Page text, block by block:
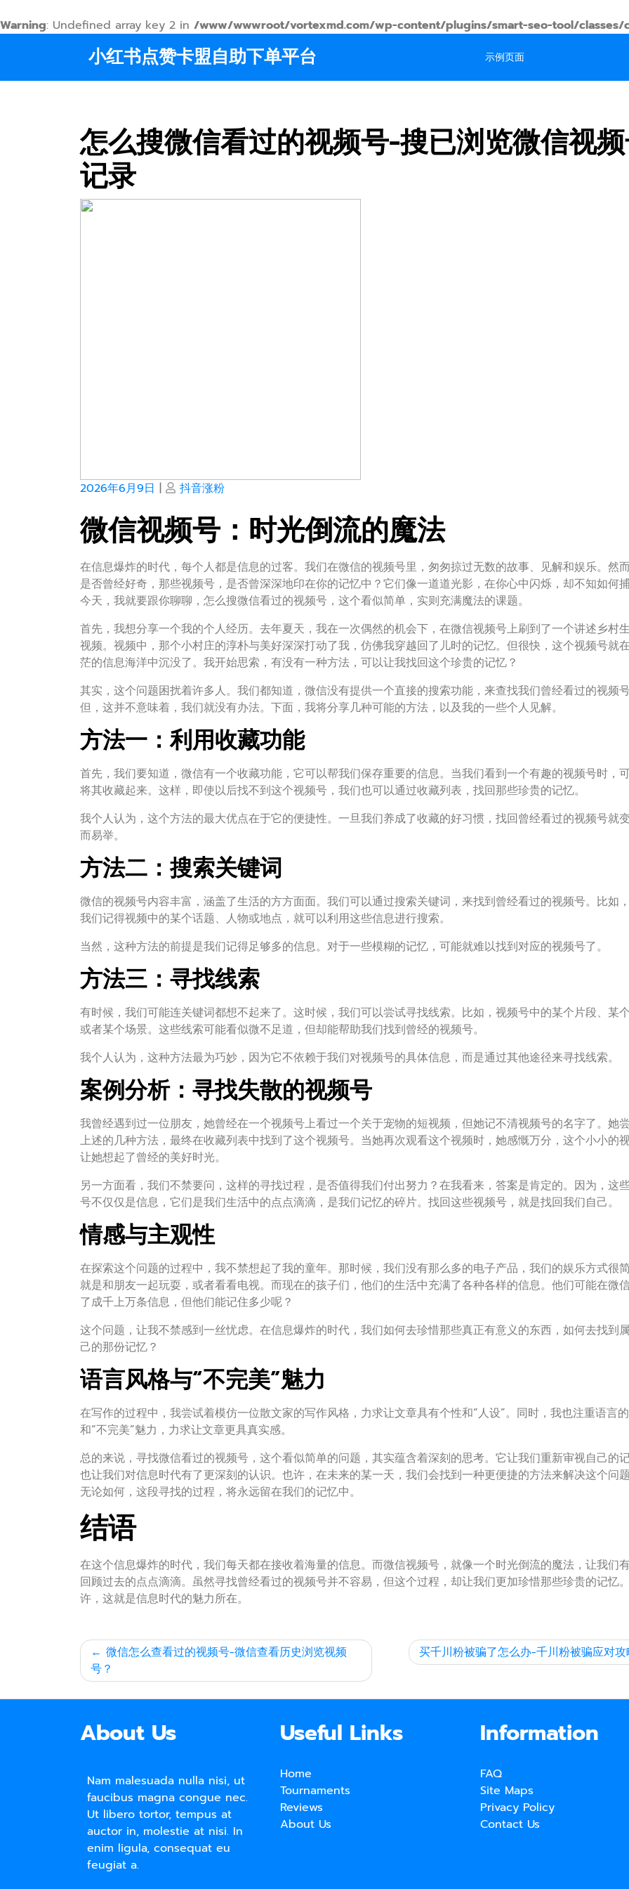
Warning: Undefined array key 2 in /www/wwwroot/vortexmd.com/wp-content/plugins/smart-seo-tool/classes/
小红书点赞卡盟自助下单平台 示例页面
怎么搜微信看过的视频号-搜已浏览微信视
记录
Posted
2026年6月9日 | Posted
抖音涨粉
微信视频号：时光倒流的魔法
在信息爆炸的时代，每个人都是信息的过客。我们在微信的视频号里，匆匆掠过无数的故事、见解和娱乐。然
是否曾经好奇，那些视频号，是否曾深深地印在你的记忆中？它们像一道道光影，在你心中闪烁，却不知如何捕
今天，我就要跟你聊聊，怎么搜微信看过的视频号，这个看似简单，实则充满魔法的课题。
首先，我想分享一个我的个人经历。去年夏天，我在一次偶然的机会下，在微信视频号上刷到了一个讲述乡村
视频。视频中，那个小村庄的淳朴与美好深深打动了我，仿佛我穿越回了儿时的记忆。但很快，这个视频号就
茫的信息海洋中沉没了。我开始思索，有没有一种方法，可以让我找回这个珍贵的记忆？
其实，这个问题困扰着许多人。我们都知道，微信没有提供一个直接的搜索功能，来查找我们曾经看过的视频号
但，这并不意味着，我们就没有办法。下面，我将分享几种可能的方法，以及我的一些个人见解。
方法一：利用收藏功能
首先，我们要知道，微信有一个收藏功能，它可以帮我们保存重要的信息。当我们看到一个有趣的视频号时，
将其收藏起来。这样，即使以后找不到这个视频号，我们也可以通过收藏列表，找回那些珍贵的记忆。
我个人认为，这个方法的最大优点在于它的便捷性。一旦我们养成了收藏的好习惯，找回曾经看过的视频号就
而易举。
方法二：搜索关键词
微信的视频号内容丰富，涵盖了生活的方方面面。我们可以通过搜索关键词，来找到曾经看过的视频号。比如
我们记得视频中的某个话题、人物或地点，就可以利用这些信息进行搜索。
当然，这种方法的前提是我们记得足够多的信息。对于一些模糊的记忆，可能就难以找到对应的视频号了。
方法三：寻找线索
有时候，我们可能连关键词都想不起来了。这时候，我们可以尝试寻找线索。比如，视频号中的某个片段、某
或者某个场景。这些线索可能看似微不足道，但却能帮助我们找到曾经的视频号。
我个人认为，这种方法最为巧妙，因为它不依赖于我们对视频号的具体信息，而是通过其他途径来寻找线索。
案例分析：寻找失散的视频号
我曾经遇到过一位朋友，她曾经在一个视频号上看过一个关于宠物的短视频，但她记不清视频号的名字了。她
上述的几种方法，最终在收藏列表中找到了这个视频号。当她再次观看这个视频时，她感慨万分，这个小小的视
让她想起了曾经的美好时光。
另一方面看，我们不禁要问，这样的寻找过程，是否值得我们付出努力？在我看来，答案是肯定的。因为，这
号不仅仅是信息，它们是我们生活中的点点滴滴，是我们记忆的碎片。找回这些视频号，就是找回我们自己。
情感与主观性
在探索这个问题的过程中，我不禁想起了我的童年。那时候，我们没有那么多的电子产品，我们的娱乐方式很简
就是和朋友一起玩耍，或者看看电视。而现在的孩子们，他们的生活中充满了各种各样的信息。他们可能在微
了成千上万条信息，但他们能记住多少呢？
这个问题，让我不禁感到一丝忧虑。在信息爆炸的时代，我们如何去珍惜那些真正有意义的东西，如何去找到
己的那份记忆？
语言风格与“不完美”魅力
在写作的过程中，我尝试着模仿一位散文家的写作风格，力求让文章具有个性和“人设”。同时，我也注重语言
和“不完美”魅力，力求让文章更具真实感。
总的来说，寻找微信看过的视频号，这个看似简单的问题，其实蕴含着深刻的思考。它让我们重新审视自己的记
也让我们对信息时代有了更深刻的认识。也许，在未来的某一天，我们会找到一种更便捷的方法来解决这个问
无论如何，这段寻找的过程，将永远留在我们的记忆中。
结语
在这个信息爆炸的时代，我们每天都在接收着海量的信息。而微信视频号，就像一个时光倒流的魔法，让我们
回顾过去的点点滴滴。虽然寻找曾经看过的视频号并不容易，但这个过程，却让我们更加珍惜那些珍贵的记忆
许，这就是信息时代的魅力所在。
文
章
导
航
微信怎么查看过的视频号-微信查看历史浏览视频
号？
买千川粉被骗了怎么办-千川粉被骗应对攻
About Us
Nam malesuada nulla nisi, ut
faucibus magna congue nec.
Ut libero tortor, tempus at
auctor in, molestie at nisi. In
enim ligula, consequat eu
feugiat a.
Useful Links
Home
Tournaments
Reviews
About Us
Information
FAQ
Site Maps
Privacy Policy
Contact Us